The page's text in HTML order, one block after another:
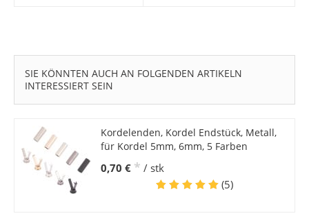
SIE KÖNNTEN AUCH AN FOLGENDEN ARTIKELN
INTERESSIERT SEIN
Kordelenden, Kordel Endstück, Metall,
für Kordel 5mm, 6mm, 5 Farben
0,70 € * / stk
(5)